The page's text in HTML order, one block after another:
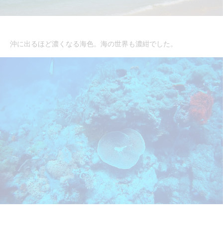
沖に出るほど濃くなる海色。海の世界も濃紺でした。